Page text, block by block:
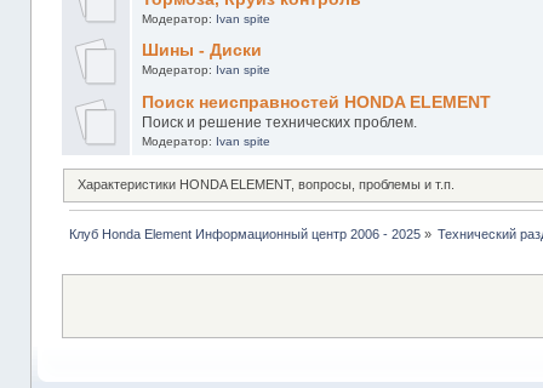
Модератор: Ivan spite
Шины - Диски
Модератор: Ivan spite
Поиск неисправностей HONDA ELEMENT
Поиск и решение технических проблем.
Модератор: Ivan spite
Характеристики HONDA ELEMENT, вопросы, проблемы и т.п.
Клуб Honda Element Информационный центр 2006 - 2025» Технический